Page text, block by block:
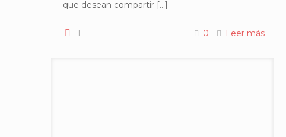
que desean compartir[…]
1 0 Leer más